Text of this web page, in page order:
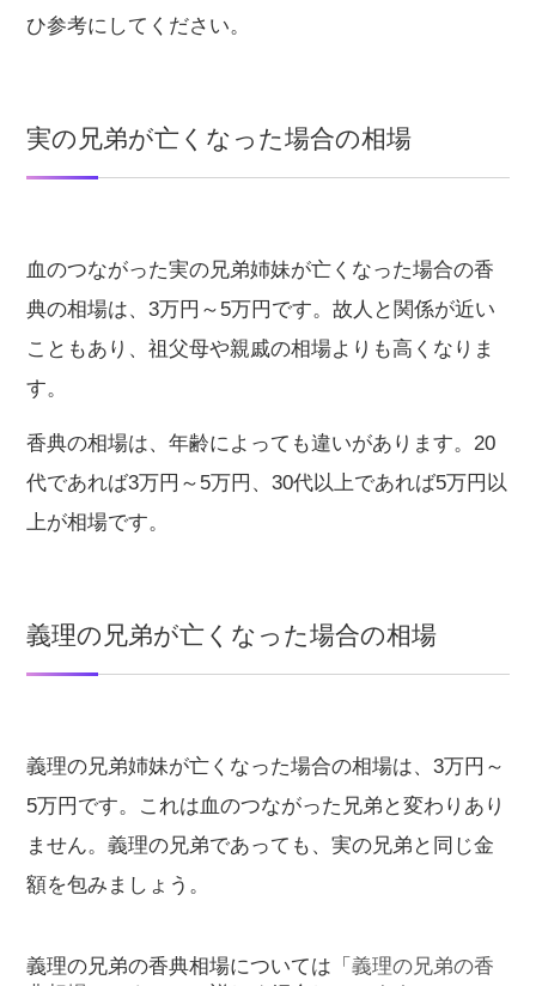
ひ参考にしてください。
実の兄弟が亡くなった場合の相場
血のつながった実の兄弟姉妹が亡くなった場合の香
典の相場は、3万円～5万円です。故人と関係が近い
こともあり、祖父母や親戚の相場よりも高くなりま
す。
香典の相場は、年齢によっても違いがあります。20
代であれば3万円～5万円、30代以上であれば5万円以
上が相場です。
義理の兄弟が亡くなった場合の相場
義理の兄弟姉妹が亡くなった場合の相場は、3万円～
5万円です。これは血のつながった兄弟と変わりあり
ません。義理の兄弟であっても、実の兄弟と同じ金
額を包みましょう。
義理の兄弟の香典相場については「義理の兄弟の香